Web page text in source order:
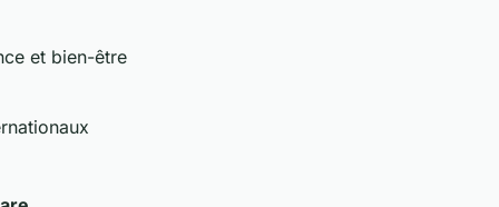
et bien-être